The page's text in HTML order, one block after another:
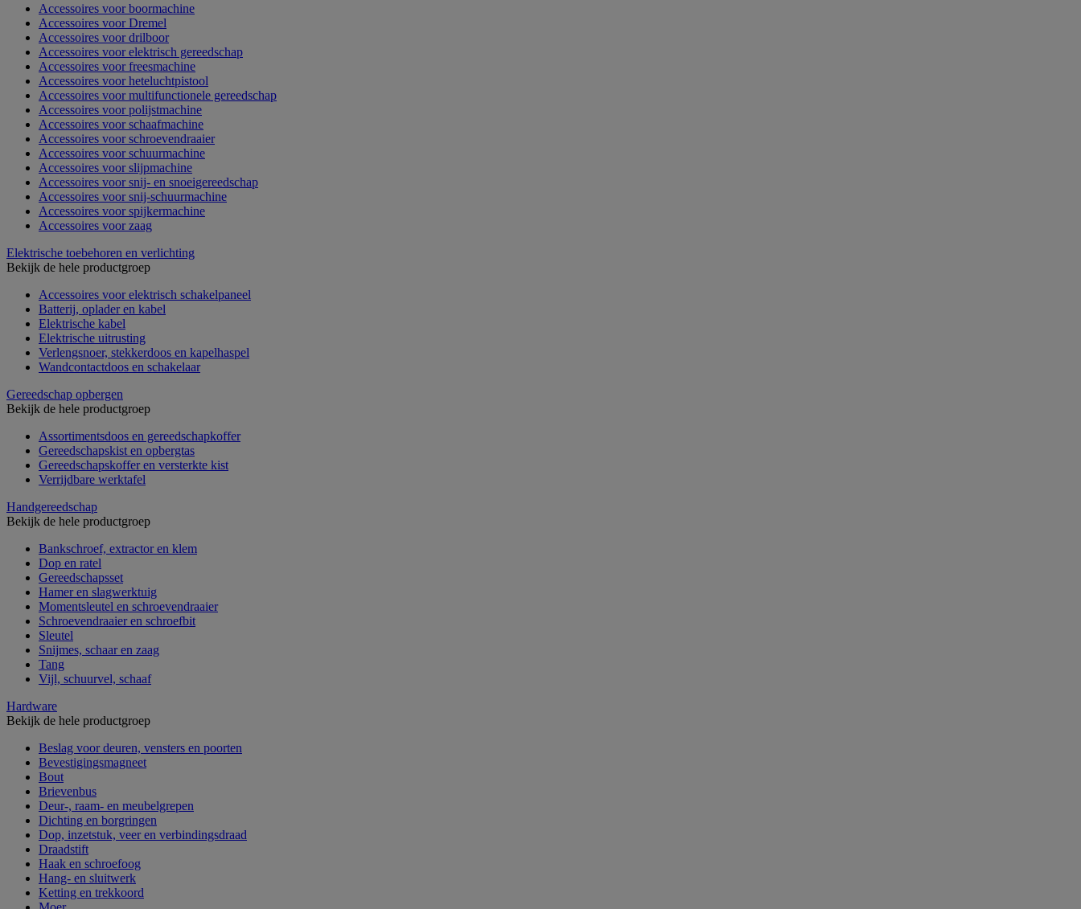
Accessoires voor boormachine
Accessoires voor Dremel
Accessoires voor drilboor
Accessoires voor elektrisch gereedschap
Accessoires voor freesmachine
Accessoires voor heteluchtpistool
Accessoires voor multifunctionele gereedschap
Accessoires voor polijstmachine
Accessoires voor schaafmachine
Accessoires voor schroevendraaier
Accessoires voor schuurmachine
Accessoires voor slijpmachine
Accessoires voor snij- en snoeigereedschap
Accessoires voor snij-schuurmachine
Accessoires voor spijkermachine
Accessoires voor zaag
Elektrische toebehoren en verlichting
Bekijk de hele productgroep
Accessoires voor elektrisch schakelpaneel
Batterij, oplader en kabel
Elektrische kabel
Elektrische uitrusting
Verlengsnoer, stekkerdoos en kapelhaspel
Wandcontactdoos en schakelaar
Gereedschap opbergen
Bekijk de hele productgroep
Assortimentsdoos en gereedschapkoffer
Gereedschapskist en opbergtas
Gereedschapskoffer en versterkte kist
Verrijdbare werktafel
Handgereedschap
Bekijk de hele productgroep
Bankschroef, extractor en klem
Dop en ratel
Gereedschapsset
Hamer en slagwerktuig
Momentsleutel en schroevendraaier
Schroevendraaier en schroefbit
Sleutel
Snijmes, schaar en zaag
Tang
Vijl, schuurvel, schaaf
Hardware
Bekijk de hele productgroep
Beslag voor deuren, vensters en poorten
Bevestigingsmagneet
Bout
Brievenbus
Deur-, raam- en meubelgrepen
Dichting en borgringen
Dop, inzetstuk, veer en verbindingsdraad
Draadstift
Haak en schroefoog
Hang- en sluitwerk
Ketting en trekkoord